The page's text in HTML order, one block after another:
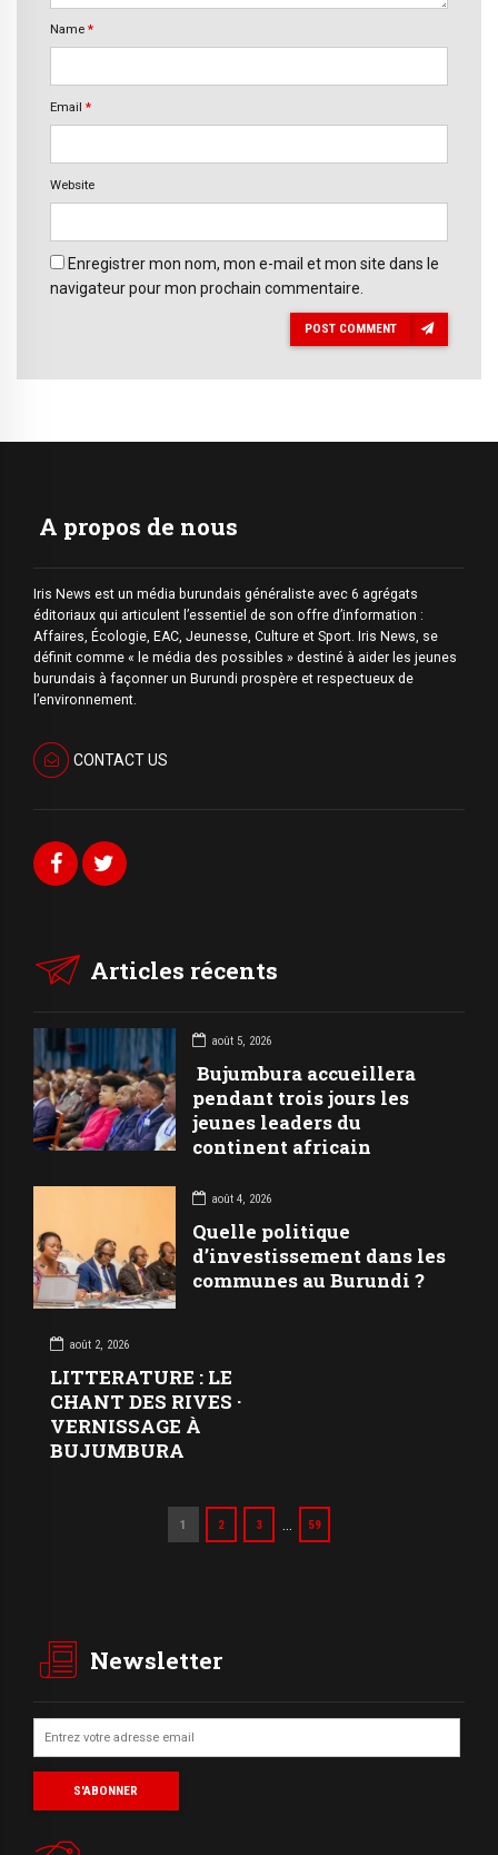
Name *
Email *
Website
Enregistrer mon nom, mon e-mail et mon site dans le
navigateur pour mon prochain commentaire.
POST COMMENT
A propos de nous
Iris News est un média burundais généraliste avec 6 agrégats
éditoriaux qui articulent l’essentiel de son offre d’information :
Affaires, Écologie, EAC, Jeunesse, Culture et Sport. Iris News, se
définit comme « le média des possibles » destiné à aider les jeunes
burundais à façonner un Burundi prospère et respectueux de
l’environnement.
CONTACT US
Articles récents
août 5, 2026
Bujumbura accueillera
pendant trois jours les
jeunes leaders du
continent africain
août 4, 2026
Quelle politique
d’investissement dans les
communes au Burundi ?
août 2, 2026
LITTERATURE : LE
CHANT DES RIVES ·
VERNISSAGE À
BUJUMBURA
1 2 3 59
Newsletter